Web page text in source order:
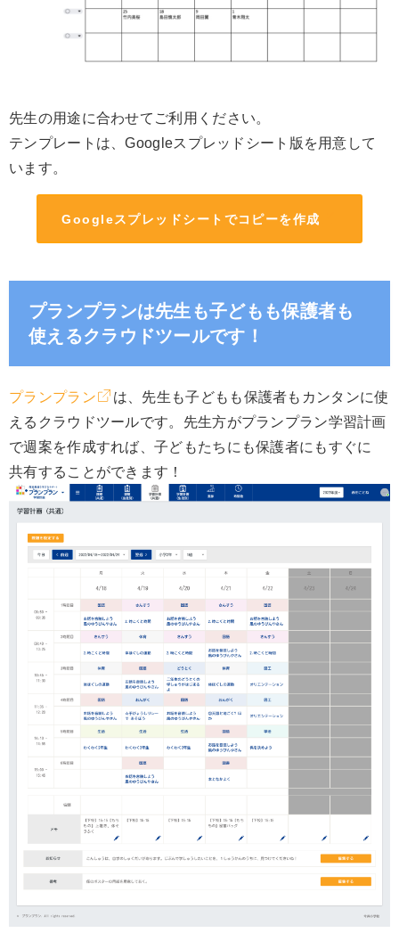
先生の用途に合わせてご利用ください。
テンプレートは、Googleスプレッドシート版を用意して
います。
Googleスプレッドシートでコピーを作成
プランプランは先生も子どもも保護者も
使えるクラウドツールです！
プランプラン
は、先生も子どもも保護者もカンタンに使
えるクラウドツールです。先生方がプランプラン学習計画
で週案を作成すれば、子どもたちにも保護者にもすぐに
共有することができます！